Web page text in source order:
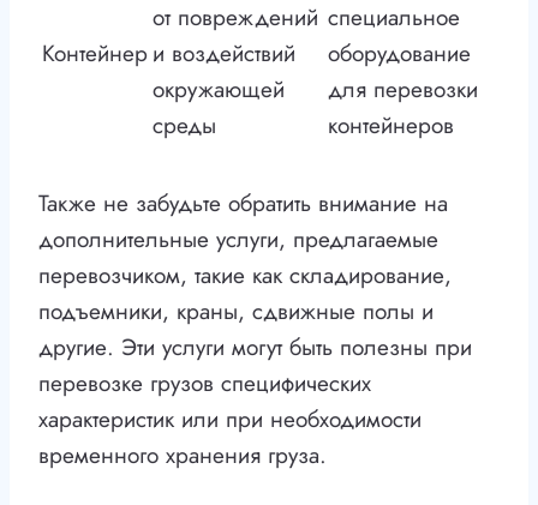
Контейнер
от повреждений
и воздействий
окружающей
среды
специальное
оборудование
для перевозки
контейнеров
Также не забудьте обратить внимание на
дополнительные услуги, предлагаемые
перевозчиком, такие как складирование,
подъемники, краны, сдвижные полы и
другие. Эти услуги могут быть полезны при
перевозке грузов специфических
характеристик или при необходимости
временного хранения груза.